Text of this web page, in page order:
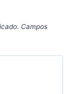
Campos